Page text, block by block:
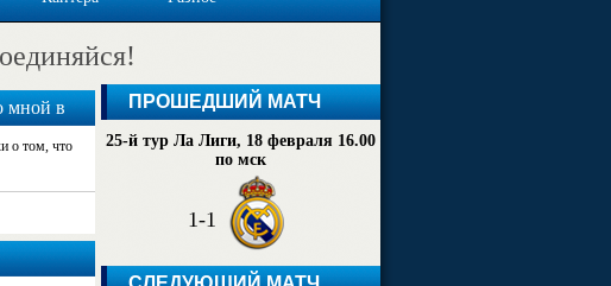
ПРОШЕДШИЙ МАТЧ
25-й тур Ла Лиги, 18 февраля 16.00
по мск
1-1
мной в
о том, что